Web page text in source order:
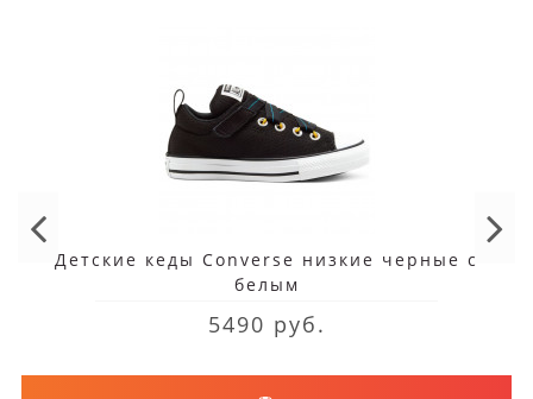
Детские кеды Converse низкие черные с
белым
5490 руб.